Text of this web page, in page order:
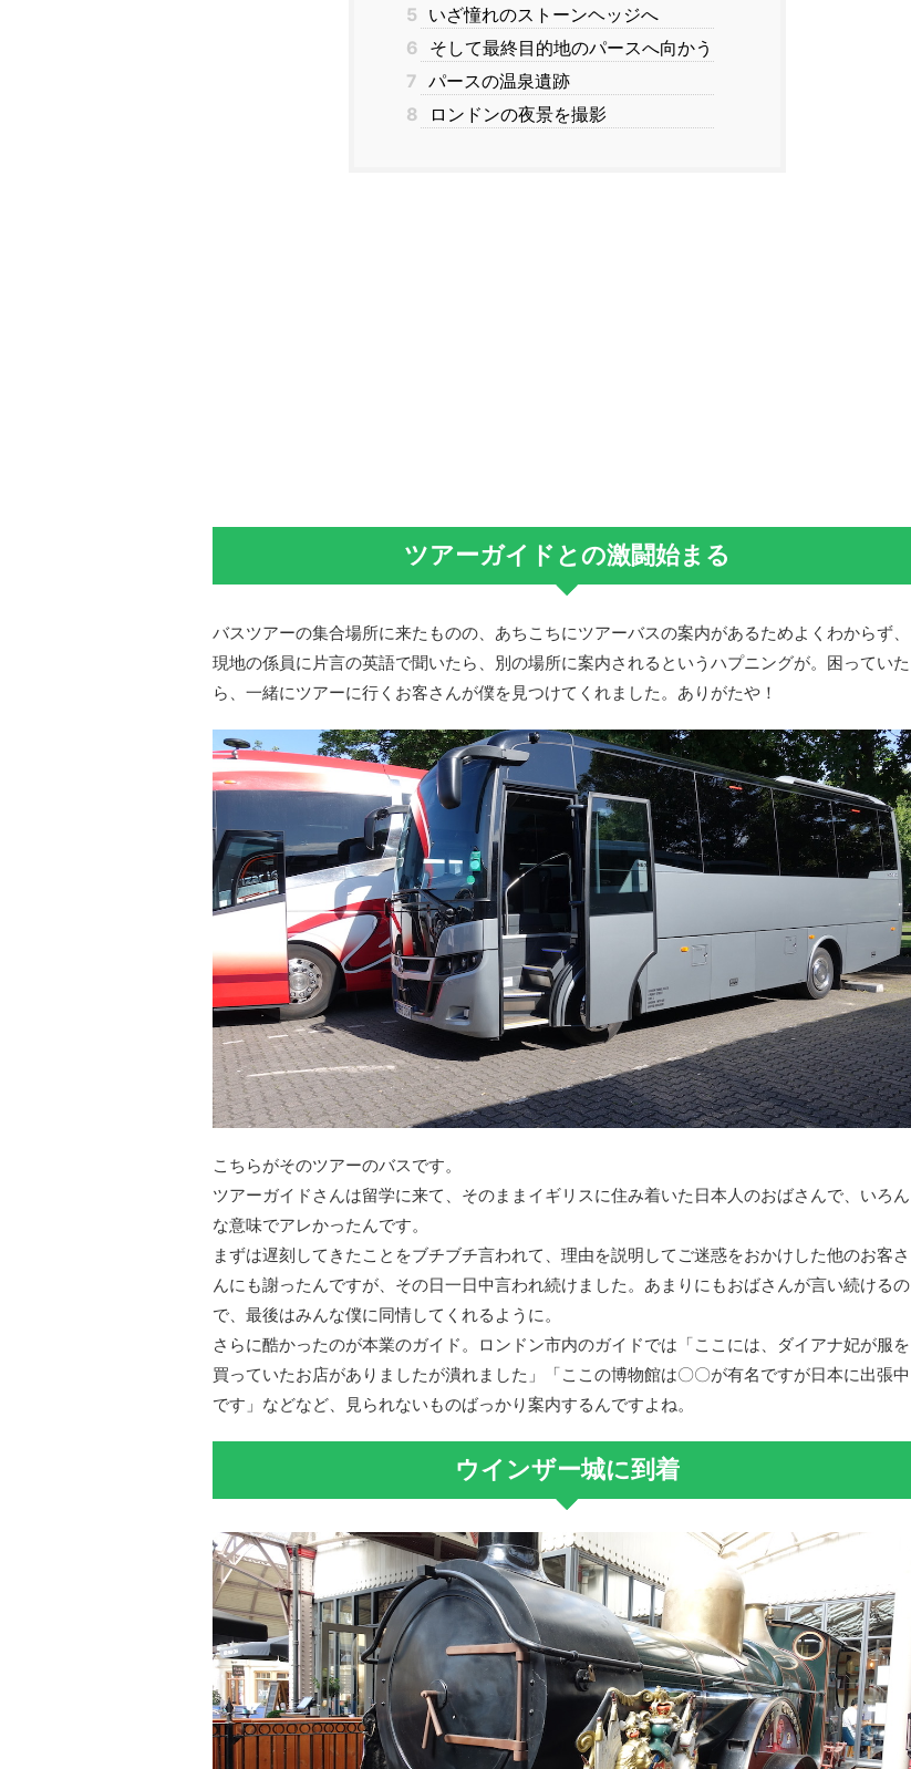
5 いざ憧れのストーンヘッジへ
6 そして最終目的地のパースへ向かう
7 パースの温泉遺跡
8
ロンドンの夜景を撮影
ツアーガイドとの激闘始まる
バスツアーの集合場所に来たものの、あちこちにツアーバスの案内があるためよくわからず、
現地の係員に片言の英語で聞いたら、別の場所に案内されるというハプニングが。困っていた
ら、一緒にツアーに行くお客さんが僕を見つけてくれました。ありがたや！
こちらがそのツアーのバスです。
ツアーガイドさんは留学に来て、そのままイギリスに住み着いた日本人のおばさんで、いろん
な意味でアレかったんです。
まずは遅刻してきたことをブチブチ言われて、理由を説明してご迷惑をおかけした他のお客さ
んにも謝ったんですが、その日一日中言われ続けました。あまりにもおばさんが言い続けるの
で、最後はみんな僕に同情してくれるように。
さらに酷かったのが本業のガイド。ロンドン市内のガイドでは「ここには、ダイアナ妃が服を
買っていたお店がありましたが潰れました」「ここの博物館は〇〇が有名ですが日本に出張中
です」などなど、見られないものばっかり案内するんですよね。
ウインザー城に到着